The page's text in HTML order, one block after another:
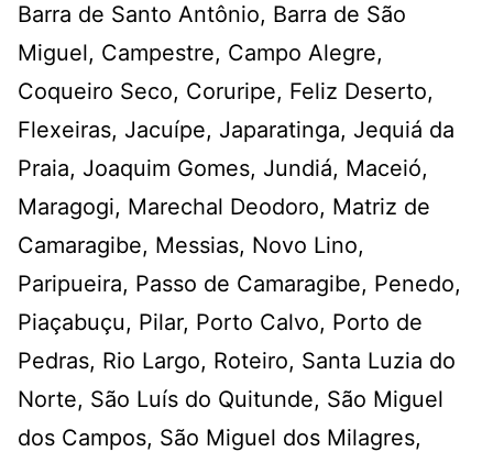
Barra de Santo Antônio, Barra de São
Miguel, Campestre, Campo Alegre,
Coqueiro Seco, Coruripe, Feliz Deserto,
Flexeiras, Jacuípe, Japaratinga, Jequiá da
Praia, Joaquim Gomes, Jundiá, Maceió,
Maragogi, Marechal Deodoro, Matriz de
Camaragibe, Messias, Novo Lino,
Paripueira, Passo de Camaragibe, Penedo,
Piaçabuçu, Pilar, Porto Calvo, Porto de
Pedras, Rio Largo, Roteiro, Santa Luzia do
Norte, São Luís do Quitunde, São Miguel
dos Campos, São Miguel dos Milagres,